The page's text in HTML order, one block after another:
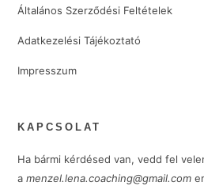
Általános Szerződési Feltételek
Adatkezelési Tájékoztató
Impresszum
KAPCSOLAT
Ha bármi kérdésed van, vedd fel
amenzel.lena.coaching@gmail.com